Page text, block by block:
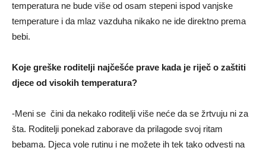
temperatura ne bude više od osam stepeni ispod vanjske
temperature i da mlaz vazduha nikako ne ide direktno prema
bebi.
Koje greške roditelјi najčešće prave kada je riječ o zaštiti
djece od visokih temperatura?
-Meni se čini da nekako roditelјi više neće da se žrtvuju ni za
šta. Roditelјi ponekad zaborave da prilagode svoj ritam
bebama. Djeca vole rutinu i ne možete ih tek tako odvesti na